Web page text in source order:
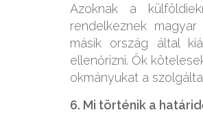
Azoknak a
rendelkeznek
másik ország által
ellenőrizni. Ők
okmányukat a
6. Mi történik a